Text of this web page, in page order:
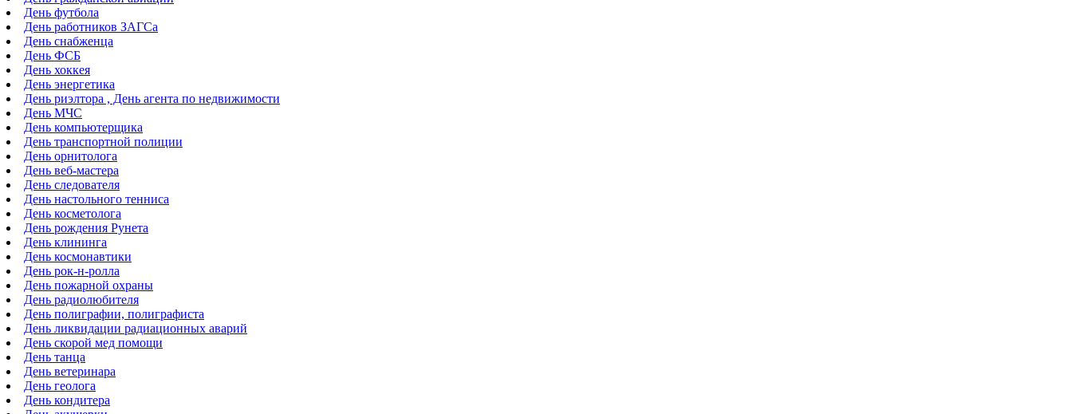
День футбола
День работников ЗАГСа
День снабженца
День ФСБ
День хоккея
День энергетика
День риэлтора , День агента по недвижимости
День МЧС
День компьютерщика
День транспортной полиции
День орнитолога
День веб-мастера
День следователя
День настольного тенниса
День косметолога
День рождения Рунета
День клининга
День космонавтики
День рок-н-ролла
День пожарной охраны
День радиолюбителя
День полиграфии, полиграфиста
День ликвидации радиационных аварий
День скорой мед помощи
День танца
День ветеринара
День геолога
День кондитера